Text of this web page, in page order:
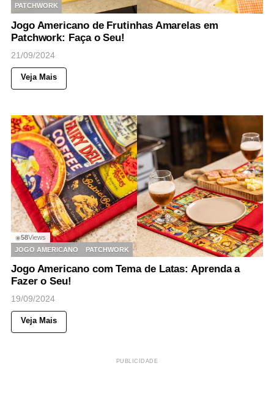
PATCHWORK
Jogo Americano de Frutinhas Amarelas em
Patchwork: Faça o Seu!
21/09/2024
Veja Mais
◉58Views
JOGO AMERICANO
PATCHWORK
Jogo Americano com Tema de Latas: Aprenda a
Fazer o Seu!
19/09/2024
Veja Mais
PUBLICIDADE